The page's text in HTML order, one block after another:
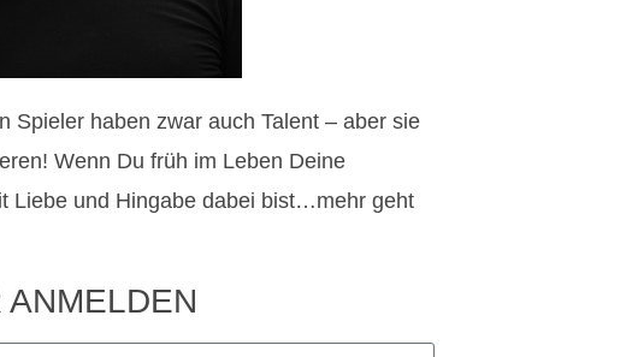
Spieler haben zwar auch Talent – aber sie
Wenn Du früh im Leben Deine
Liebe und Hingabe dabei bist…mehr geht